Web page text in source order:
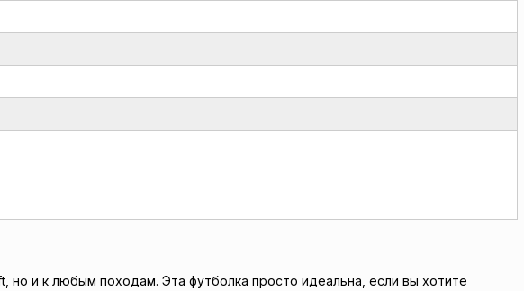
но и к любым походам. Эта футболка просто идеальна, если вы хотите